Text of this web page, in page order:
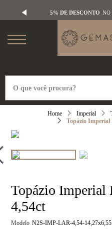
5% DE DESCONTO NO
Imperial
Topázio
Topázio Imperial
4,54ct
Modelo N2S-IMP-LAR-4,54-14,27x6,55